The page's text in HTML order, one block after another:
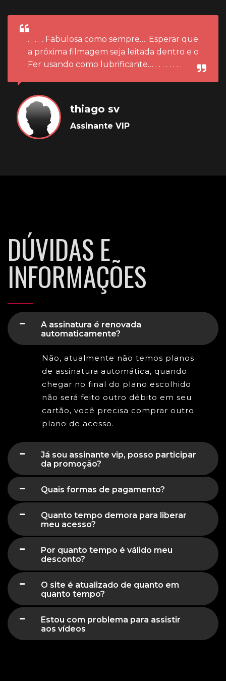
. . . . . Fabulosa como sempre…. Esperar que
a próxima filmagem seja leitada dentro e o
Fer usando como lubrificante… . . . . . . . .
thiago sv
Assinante VIP
DÚVIDAS E
INFORMAÇÕES
A assinatura é renovada
automaticamente?
Não, atualmente não temos planos
de assinatura automática, quando
chegar no final do plano escolhido
não será feito outro débito em seu
cartão, você precisa comprar outro
plano de acesso.
Já sou assinante vip, posso participar
da promoção?
Quais formas de pagamento?
Quanto tempo demora para liberar
meu acesso?
Por quanto tempo é válido meu
desconto?
O site é atualizado de quanto em
quanto tempo?
Estou com problema para assistir
aos vídeos